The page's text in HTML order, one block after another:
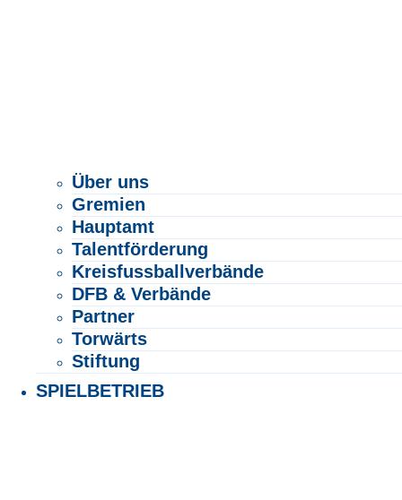
Über uns
Gremien
Hauptamt
Talentförderung
Kreisfussballverbände
DFB & Verbände
Partner
Torwärts
Stiftung
SPIELBETRIEB